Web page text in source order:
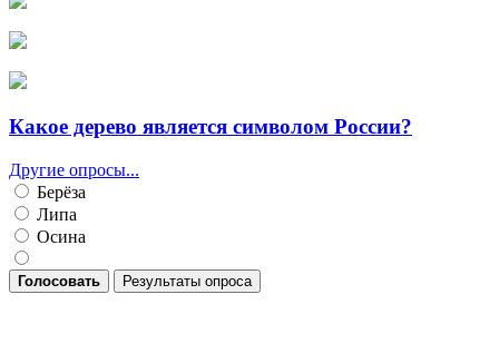
Какое дерево является символом России?
Другие опросы...
Берёза
Липа
Осина
Голосовать Результаты опроса